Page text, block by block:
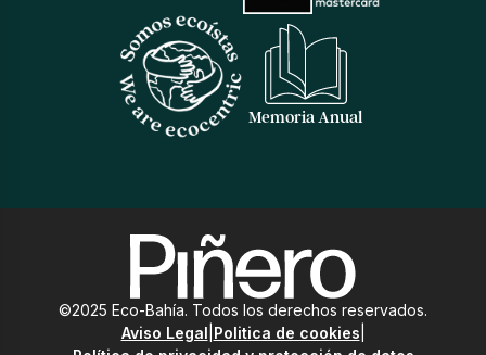
Memoria Anual
©2025 Eco-Bahía. Todos los derechos reservados.
Aviso Legal Politica de cookies